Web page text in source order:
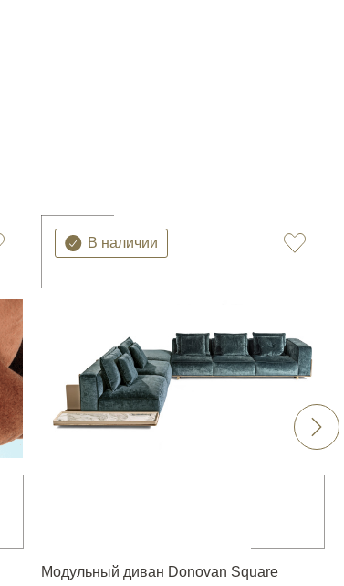
В наличии
Модульный диван Donovan Square